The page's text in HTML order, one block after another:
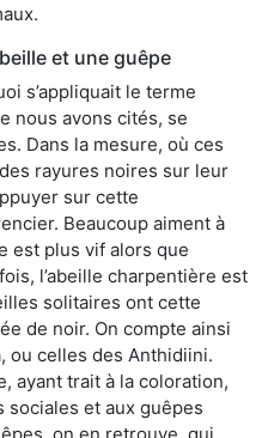
et une guêpe
s’appliquait le terme
nous avons cités, se
Dans la mesure, où ces
rayures noires sur leur
sur cette
Beaucoup aiment à
est plus vif alors que
l’abeille charpentière est
solitaires ont cette
de noir. On compte ainsi
ou celles des Anthidiini.
ayant trait à la coloration,
sociales et aux guêpes
on en retrouve, qui